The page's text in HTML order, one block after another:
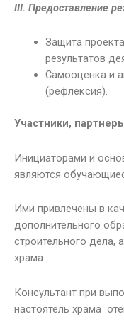
III. Предоставление
Защита
результатов
Самооценка и
(рефлексия).
Участники,
Инициаторами и
являются
Ими привлечены в
дополнительного
строительного дела,
храма.
Консультант при
настоятель храма